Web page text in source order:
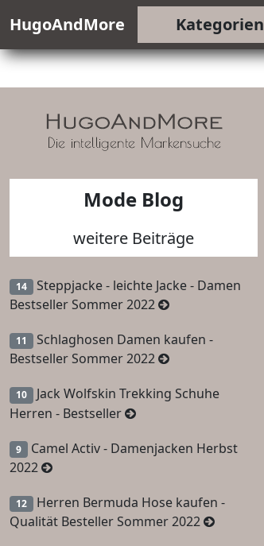
HugoAndMore Kategorien
Mode Blog
weitere Beiträge
14 Steppjacke - leichte Jacke - Damen
Bestseller Sommer 2022
11 Schlaghosen Damen kaufen -
Bestseller Sommer 2022
10 Jack Wolfskin Trekking Schuhe
Herren - Bestseller
9 Camel Activ - Damenjacken Herbst
2022
12 Herren Bermuda Hose kaufen -
Qualität Besteller Sommer 2022